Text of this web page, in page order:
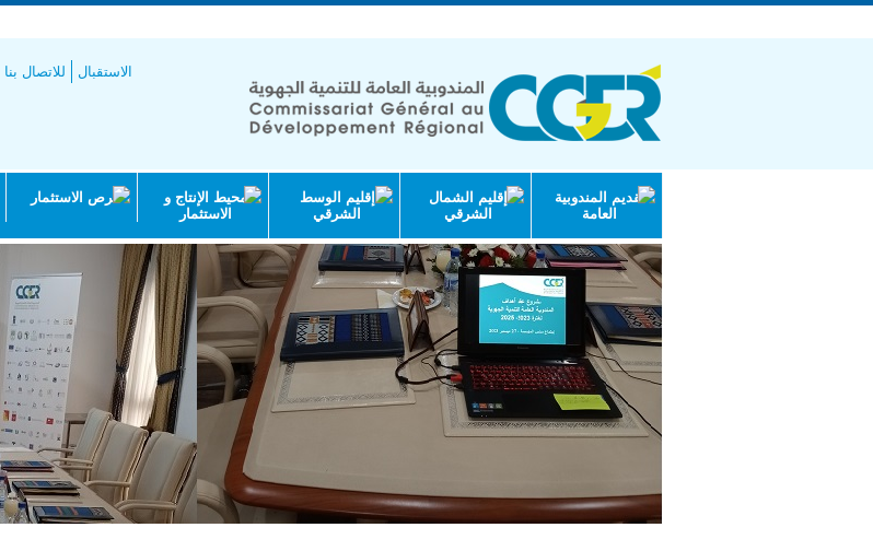
للاتصال بنا الاستقبال
تقديم المندوبية
العامة
إقليم الشمال
الشرقي
إقليم الوسط
الشرقي
محيط الإنتاج و
الاستثمار
فرص الاستثمار